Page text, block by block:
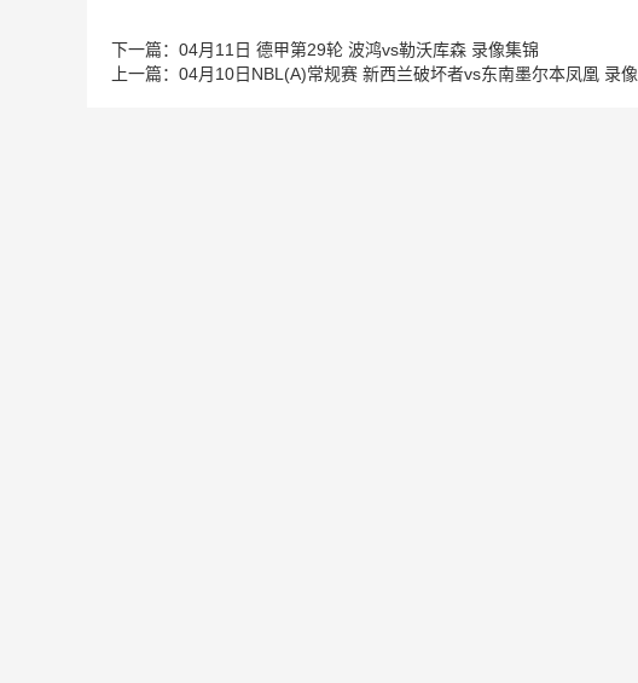
下一篇： 04月11日 德甲第29轮 波鸿vs勒沃库森 录像集锦
上一篇： 04月10日NBL(A)常规赛 新西兰破坏者vs东南墨尔本凤凰 录像